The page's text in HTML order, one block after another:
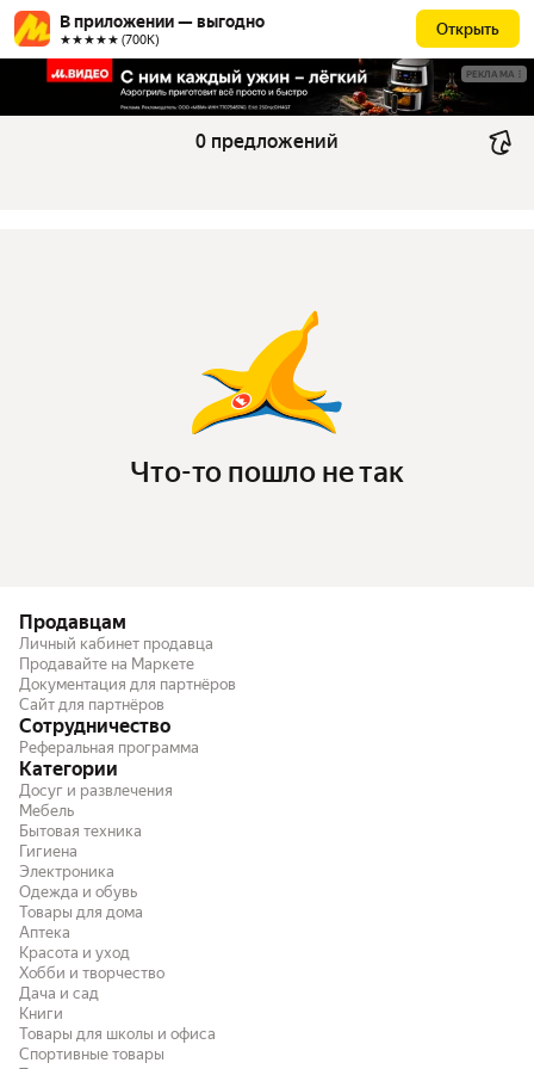
В приложении — выгодно
★★★★★ (700К)
Открыть
РЕКЛАМА
0 предложений
Что-то пошло не так
Продавцам
Личный кабинет продавца
Продавайте на Маркете
Документация для партнёров
Сайт для партнёров
Сотрудничество
Реферальная программа
Категории
Досуг и развлечения
Мебель
Бытовая техника
Гигиена
Электроника
Одежда и обувь
Товары для дома
Аптека
Красота и уход
Хобби и творчество
Дача и сад
Книги
Товары для школы и офиса
Спортивные товары